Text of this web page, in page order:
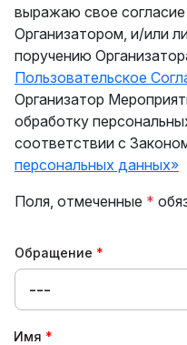
выражаю свое
Организатором, и/или
поручению
Пользовательское
Организатор
обработку
соответствии с
персональных данных»
Поля, отмеченные *
Обращение
---
Имя